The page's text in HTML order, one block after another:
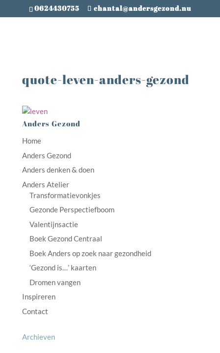
0624430755 chantal@andersgezond.nu
quote-leven-anders-gezond
Anders Gezond
Home
Anders Gezond
Anders denken & doen
Anders Atelier
Transformatievonkjes
Gezonde Perspectiefboom
Valentijnsactie
Boek Gezond Centraal
Boek Anders op zoek naar gezondheid
‘Gezond is…’ kaarten
Dromen vangen
Inspireren
Contact
Archieven